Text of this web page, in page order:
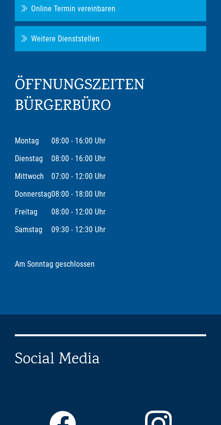
Online Termin vereinbaren
Weitere Dienststellen
ÖFFNUNGSZEITEN
BÜRGERBÜRO
Montag
08:00 - 16:00 Uhr
Dienstag
08:00 - 16:00 Uhr
Mittwoch
07:00 - 12:00 Uhr
Donnerstag08:00 - 18:00 Uhr
Freitag
08:00 - 12:00 Uhr
Samstag
09:30 - 12:30 Uhr
Am Sonntag geschlossen
Social Media